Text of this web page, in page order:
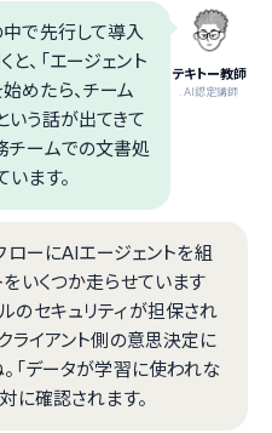
テキトー教師
.AI認定講師
中で先行して導入
、「エージェント
めたら、チーム
いう話が出てきて
チームでの文書処
ます。
ーにAIエージェントを組
いくつか走らせています
のセキュリティが担保され
ライアント側の意思決定に
「データが学習に使われな
に確認されます。